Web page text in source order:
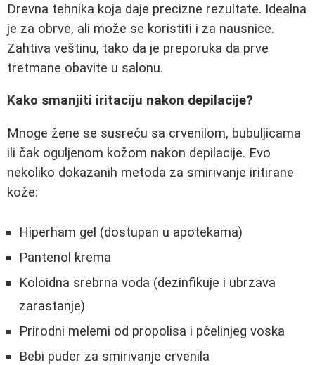
Drevna tehnika koja daje precizne rezultate. Idealna
je za obrve, ali može se koristiti i za nausnice.
Zahtiva veštinu, tako da je preporuka da prve
tretmane obavite u salonu.
Kako smanjiti iritaciju nakon depilacije?
Mnoge žene se susreću sa crvenilom, bubuljicama
ili čak oguljenom kožom nakon depilacije. Evo
nekoliko dokazanih metoda za smirivanje iritirane
kože:
Hiperham gel (dostupan u apotekama)
Pantenol krema
Koloidna srebrna voda (dezinfikuje i ubrzava
zarastanje)
Prirodni melemi od propolisa i pčelinjeg voska
Bebi puder za smirivanje crvenila